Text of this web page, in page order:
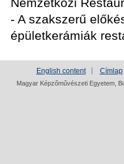
Nemzetközi
- A szakszerű
épületkerámiák
English content Címlap
Magyar Képzőművészeti Egyetem,